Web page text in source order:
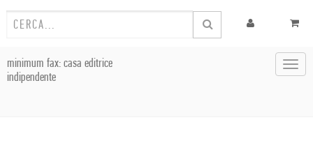
minimum fax: casa editrice
indipendente